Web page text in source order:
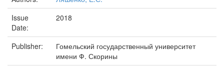
Issue
Date:
2018
Publisher:
Гомельский государственный университет
имени Ф. Скорины